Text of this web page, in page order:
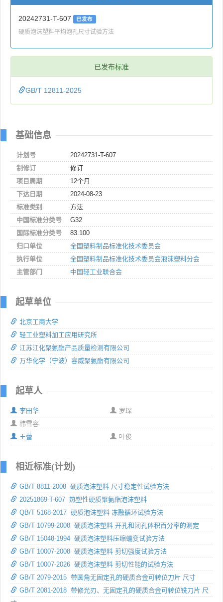
20242731-T-607 已发布
硬质泡沫塑料平均泡孔尺寸试验方法
已发布标准
GB/T 12811-2025
基础信息
计划号
20242731-T-607
制修订
修订
项目周期
12个月
下达日期
2024-08-23
标准类别
方法
中国标准分类号
G32
国际标准分类号
83.100
归口单位
全国塑料制品标准化技术委员会
执行单位
全国塑料制品标准化技术委员会泡沫塑料分会
主管部门
中国轻工业联合会
起草单位
北京工商大学
轻工业塑料加工应用研究所
江苏江化聚氨酯产品质量检测有限公司
万华化学（宁波）容威聚氨酯有限公司
起草人
李田华
罗琛
韩雪容
王蕾
叶俊
相近标准(计划)
GB/T 8811-2008 硬质泡沫塑料 尺寸稳定性试验方法
20251869-T-607 热塑性硬质聚氨酯泡沫塑料
QB/T 5168-2017 硬质泡沫塑料 冻融循环试验方法
GB/T 10799-2008 硬质泡沫塑料 开孔和闭孔体积百分率的测定
GB/T 15048-1994 硬质泡沫塑料压缩蠕变试验方法
GB/T 10007-2008 硬质泡沫塑料 剪切强度试验方法
GB/T 10007-2026 硬质泡沫塑料 剪切性能的试验方法
GB/T 2079-2015 带圆角无固定孔的硬质合金可转位刀片 尺寸
GB/T 2081-2018 带修光刃、无固定孔的硬质合金可转位铣刀片 尺